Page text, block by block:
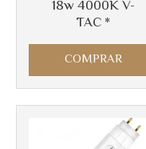
18w 4000K V-
TAC *
COMPRAR